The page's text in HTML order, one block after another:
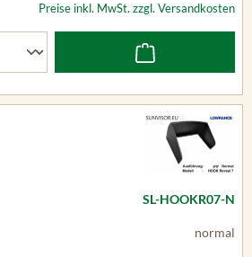
Preise inkl. MwSt. zzgl. Versandkosten
SL-HOOKR07-N
normal